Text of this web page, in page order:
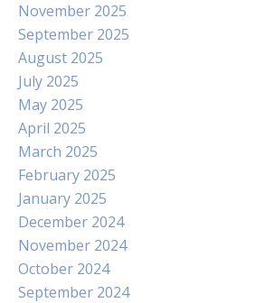
November 2025
September 2025
August 2025
July 2025
May 2025
April 2025
March 2025
February 2025
January 2025
December 2024
November 2024
October 2024
September 2024